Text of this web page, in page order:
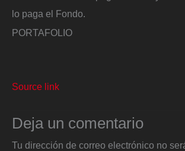
lo paga el Fondo.
PORTAFOLIO
Source link
Deja un comentario
Tu dirección de correo electrónico no